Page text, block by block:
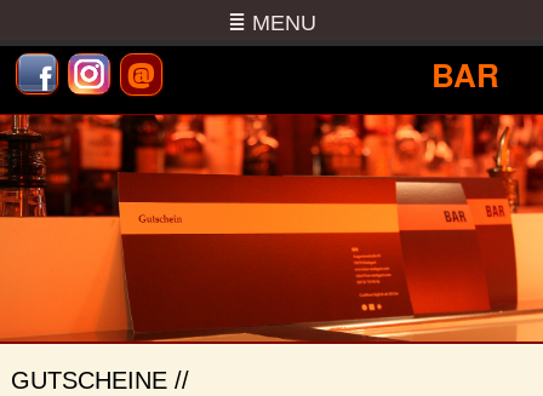
@ BAR
≣ MENU
GUTSCHEINE //